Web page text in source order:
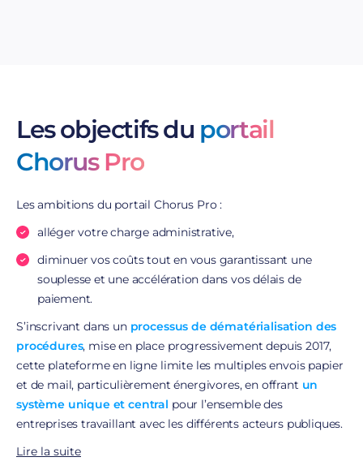
Les objectifs du portail
Chorus Pro
Les ambitions du portail Chorus Pro :
alléger votre charge administrative,
diminuer vos coûts tout en vous garantissant une
souplesse et une accélération dans vos délais de
paiement.
S’inscrivant dans un processus de dématérialisation des
procédures, mise en place progressivement depuis 2017,
cette plateforme en ligne limite les multiples envois papier
et de mail, particulièrement énergivores, en offrant un
système unique et central pour l’ensemble des
entreprises travaillant avec les différents acteurs publiques.
Selon une étude APECA de 2015 portant sur la
Lire la suite